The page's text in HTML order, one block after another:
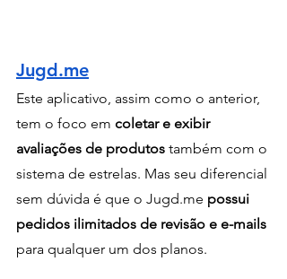
Jugd.me
Este aplicativo, assim como o anterior,
tem o foco em coletar e exibir
avaliações de produtos também com o
sistema de estrelas. Mas seu diferencial
sem dúvida é que o Jugd.me possui
pedidos ilimitados de revisão e e-mails
para qualquer um dos planos.